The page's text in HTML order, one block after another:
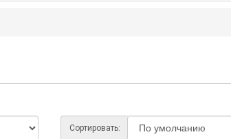
Сортировать: